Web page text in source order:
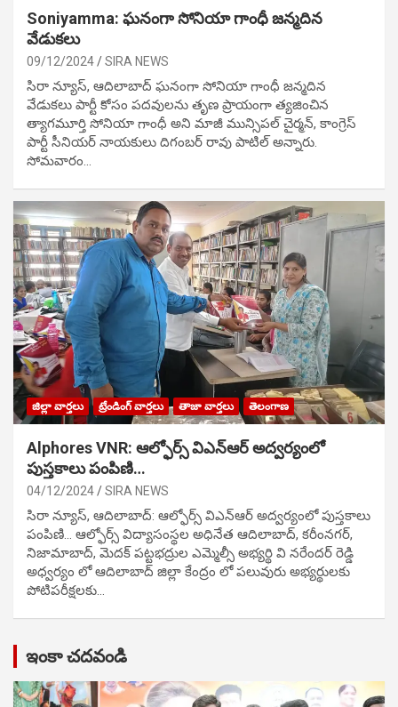
Soniyamma: ఘ‌నంగా సోనియా గాంధీ జ‌న్మ‌దిన
వేడుక‌లు
09/12/2024 SIRA NEWS
సిరా న్యూస్, ఆదిలాబాద్ ఘ‌నంగా సోనియా గాంధీ జ‌న్మ‌దిన
వేడుక‌లు పార్టీ కోసం ప‌ద‌వుల‌ను తృణ ప్రాయంగా త్య‌జించిన
త్యాగమూర్తి సోనియా గాంధీ అని మాజీ మున్సిప‌ల్ చైర్మ‌న్, కాంగ్రెస్
పార్టీ సీనియ‌ర్ నాయ‌కులు దిగంబ‌ర్ రావు పాటిల్ అన్నారు.
సోమవారం…
జిల్లా వార్తలు ట్రేండింగ్ వార్తలు తాజా వార్తలు తెలంగాణ
Alphores VNR: ఆల్ఫోర్స్ విఎన్ఆర్ అద్వర్యంలో
పుస్తకాలు పంపిణి…
04/12/2024 SIRA NEWS
సిరా న్యూస్, ఆదిలాబాద్: ఆల్ఫోర్స్ విఎన్ఆర్ అద్వర్యంలో పుస్తకాలు
పంపిణి… ఆల్ఫోర్స్ విద్యాసంస్థల అధినేత ఆదిలాబాద్, కరీంనగర్,
నిజామాబాద్, మెదక్ పట్టభద్రుల ఎమ్మెల్సీ అభ్యర్థి వి నరేందర్ రెడ్డి
అధ్వర్యం లో ఆదిలాబాద్ జిల్లా కేంద్రం లో పలువురు అభ్యర్థులకు
పోటిప‌రీక్ష‌ల‌కు…
ఇంకా చదవండి